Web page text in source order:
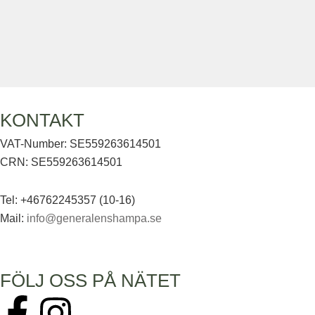
KONTAKT
VAT-Number: SE559263614501
CRN: SE559263614501
Tel: +46762245357 (10-16)
Mail: info@generalenshampa.se
FÖLJ OSS PÅ NÄTET